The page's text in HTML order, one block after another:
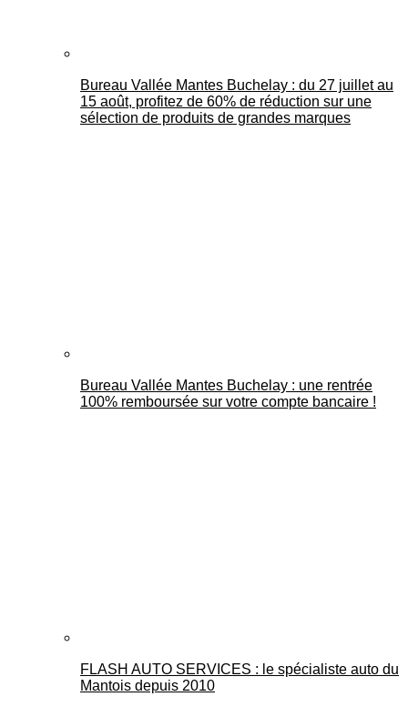
Bureau Vallée Mantes Buchelay : du 27 juillet au
15 août, profitez de 60% de réduction sur une
sélection de produits de grandes marques
Bureau Vallée Mantes Buchelay : une rentrée
100% remboursée sur votre compte bancaire !
FLASH AUTO SERVICES : le spécialiste auto du
Mantois depuis 2010